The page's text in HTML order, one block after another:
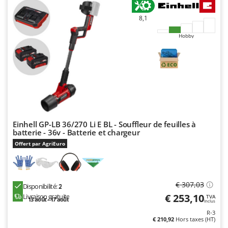
Tondeuses autoportées
Tondeuses débroussailleuses thermiques
Trancheuses
Trancheuses de sol
Transpalettes
Treuils de débardage
Tronçonneuses
V
Vêtements de Sécurité
Vibroculteurs à tracteur
Lampacrescia - MGM
Landxcape
LAR Casalinghi
Lavor
Linea VZ
Lotusgrill
M
M.A.I.BO.
Macom
Macte Ovens
Makita
MAMMAMIA
Marcato
8,1
Hobby
Einhell GP-LB 36/270 Li E BL - Souffleur de feuilles à
batterie - 36v - Batterie et chargeur
Offert par AgriEuro
Disponibilité:2
Livraison gratuite
13 août - 17 août
€ 307,03
€ 253,10 TVA
Inclus
R-3
€ 210,92 Hors taxes (HT)